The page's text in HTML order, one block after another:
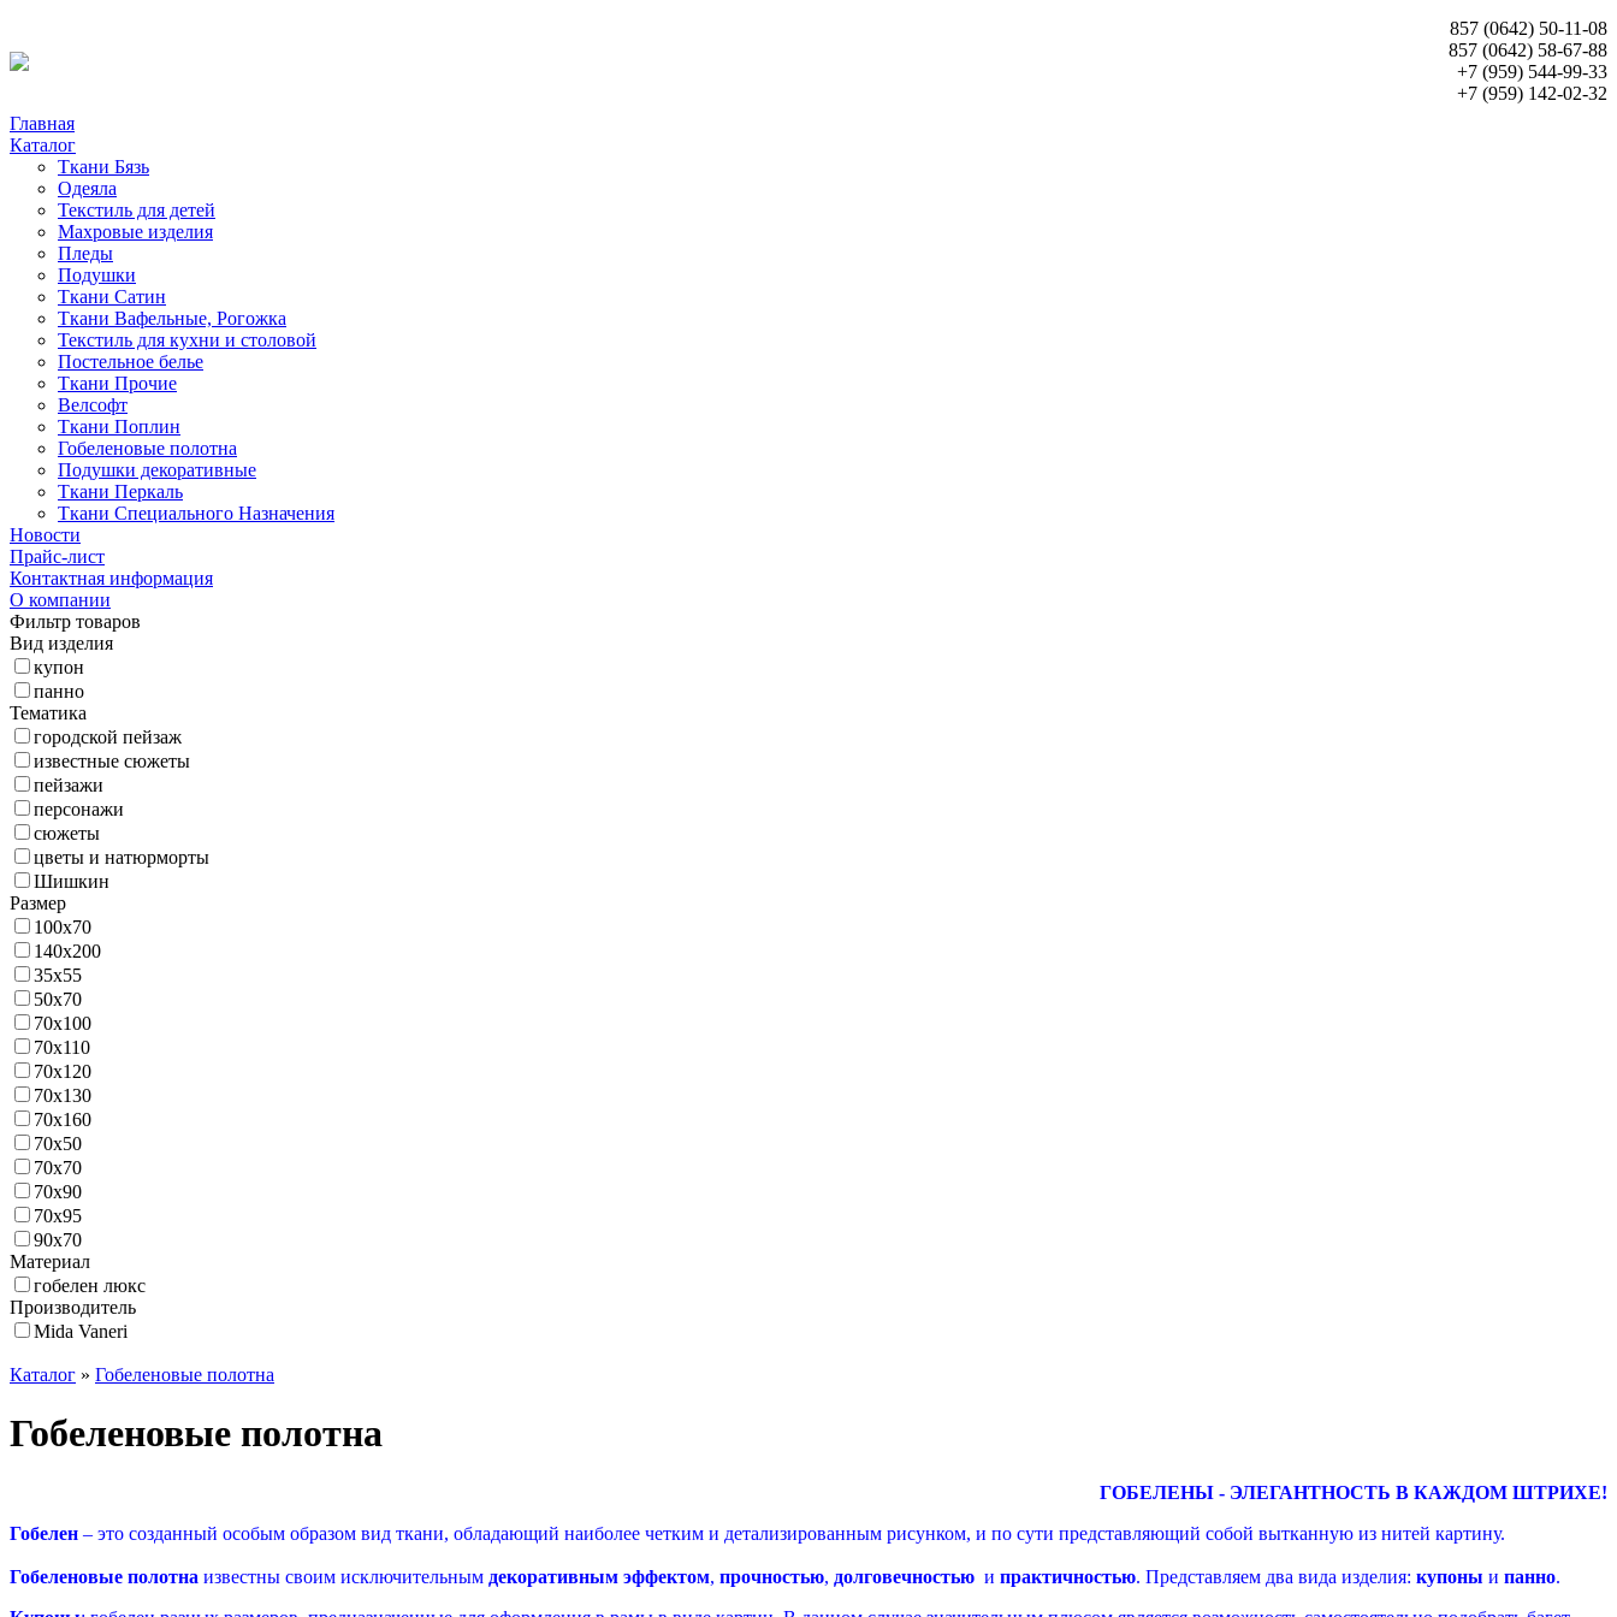
857 (0642) 50-11-08
857 (0642) 58-67-88
+7 (959) 544-99-33
+7 (959) 142-02-32
Главная
Каталог
Ткани Бязь
Одеяла
Текстиль для детей
Махровые изделия
Пледы
Подушки
Ткани Сатин
Ткани Вафельные, Рогожка
Текстиль для кухни и столовой
Постельное белье
Ткани Прочие
Велсофт
Ткани Поплин
Гобеленовые полотна
Подушки декоративные
Ткани Перкаль
Ткани Специального Назначения
Новости
Прайс-лист
Контактная информация
О компании
Фильтр товаров
Вид изделия
купон
панно
Тематика
городской пейзаж
известные сюжеты
пейзажи
персонажи
сюжеты
цветы и натюрморты
Шишкин
Размер
100х70
140х200
35х55
50х70
70х100
70х110
70х120
70х130
70х160
70х50
70х70
70х90
70х95
90х70
Материал
гобелен люкс
Производитель
Mida Vaneri
Каталог » Гобеленовые полотна
Гобеленовые полотна
ГОБЕЛЕНЫ - ЭЛЕГАНТНОСТЬ В КАЖДОМ ШТРИХЕ!
Гобелен – это созданный особым образом вид ткани, обладающий наиболее четким и детализированным рисунком, и по сути представляющий собой вытканную из нитей картину.
Гобеленовые полотна известны своим исключительным декоративным эффектом, прочностью, долговечностью и практичностью. Представляем два вида изделия: купоны и панно.